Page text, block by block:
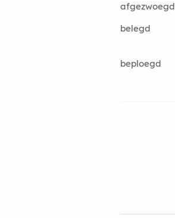
afgezwoegd
belegd
beploegd